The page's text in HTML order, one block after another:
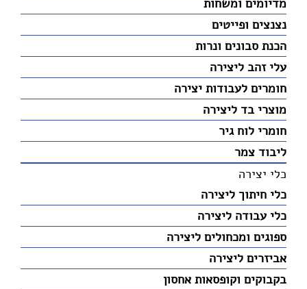
מדיומים ומשחות
נצנצים ופייטים
הכנת סבונים ונרות
עלי זהב ליצירה
חומרים לעבודות יצירה
מוצרי בד ליצירה
חומרי לוח גיר
ליבוד צמר
כלי יצירה
כלי חיתוך ליצירה
כלי עבודה ליצירה
ספוגים ומכחולים ליצירה
אביזרים ליצירה
בקבוקים וקופסאות אחסון